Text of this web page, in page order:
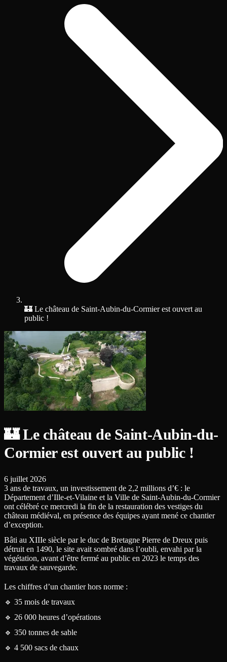
🏰 Le château de Saint-Aubin-du-Cormier est ouvert au
public !
🏰 Le château de Saint-Aubin-du-
Cormier est ouvert au public !
6 juillet 2026
3 ans de travaux, un investissement de 2,2 millions d’€ : le
Département d’Ille-et-Vilaine et la Ville de Saint-Aubin-du-Cormier
ont célébré ce mercredi la fin de la restauration des vestiges du
château médiéval, en présence des équipes ayant mené ce chantier
d’exception.
Bâti au XIIIe siècle par le duc de Bretagne Pierre de Dreux puis
détruit en 1490, le site avait sombré dans l’oubli, envahi par la
végétation, avant d’être fermé au public en 2023 le temps des
travaux de sauvegarde.
Les chiffres d’un chantier hors norme :
🔹 35 mois de travaux
🔹 26 000 heures d’opérations
🔹 350 tonnes de sable
🔹 4 500 sacs de chaux